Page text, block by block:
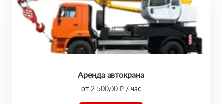
Аренда автокрана
от 2 500,00 ₽ / час